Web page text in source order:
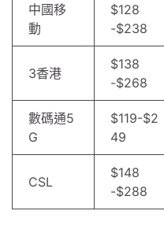
中國移
動
$128
-$238
3香港
$138
-$268
數碼通5
G
$119-$2
49
CSL
$148
-$288